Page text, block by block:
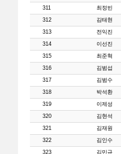
311
최정빈
312
김태현
313
전익진
314
이선진
315
최준혁
316
김범섭
317
김범수
318
박석환
319
이제성
320
김현석
321
김재원
322
김인수
323
김민규